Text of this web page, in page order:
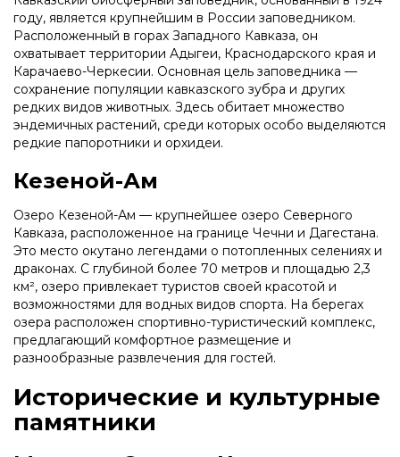
году, является крупнейшим в России заповедником.
Расположенный в горах Западного Кавказа, он
охватывает территории Адыгеи, Краснодарского края и
Карачаево-Черкесии. Основная цель заповедника —
сохранение популяции кавказского зубра и других
редких видов животных. Здесь обитает множество
эндемичных растений, среди которых особо выделяются
редкие папоротники и орхидеи.
Кезеной-Ам
Озеро Кезеной-Ам — крупнейшее озеро Северного
Кавказа, расположенное на границе Чечни и Дагестана.
Это место окутано легендами о потопленных селениях и
драконах. С глубиной более 70 метров и площадью 2,3
км², озеро привлекает туристов своей красотой и
возможностями для водных видов спорта. На берегах
озера расположен спортивно-туристический комплекс,
предлагающий комфортное размещение и
разнообразные развлечения для гостей.
Исторические и культурные
памятники